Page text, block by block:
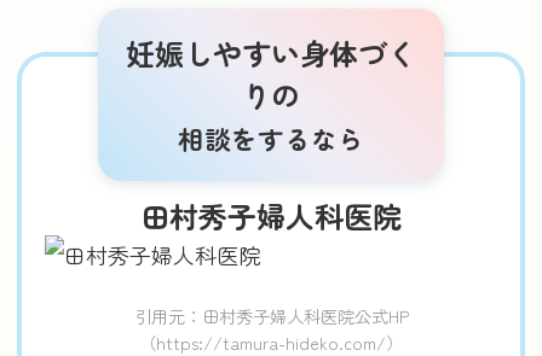
妊娠しやすい身体づく
りの
相談をするなら
田村秀子婦人科医院
引用元：田村秀子婦人科医院公式HP
（https://tamura-hideko.com/）